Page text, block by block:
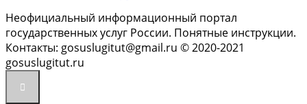
Неофициальный информационный портал
государственных услуг России. Понятные инструкции.
Контакты: gosuslugitut@gmail.ru © 2020-2021
gosuslugitut.ru